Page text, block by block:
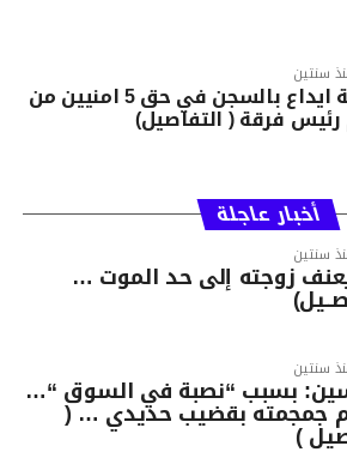
سنتين
ابطاقة ايداع بالسجن في حق 5 امنيين من
فرقة ( التفاصيل)
أخبار عاجلة
سنتين
زوجته إلى حد الموت …
سنتين
بسبب “نصبة في السوق “…
جمجمته بقضيب حديدي … (
)